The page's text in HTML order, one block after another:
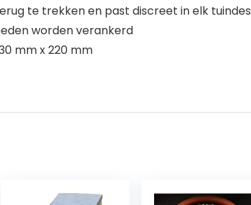
te trekken en past discreet in elk
worden verankerd
mm x 220 mm